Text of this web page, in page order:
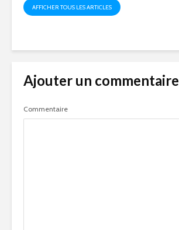
AFFICHER TOUS LES ARTICLES
Ajouter un commentaire
Commentaire